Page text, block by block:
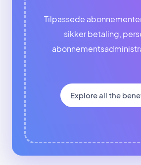
Tilpassede
sikker betaling,
Explore all the